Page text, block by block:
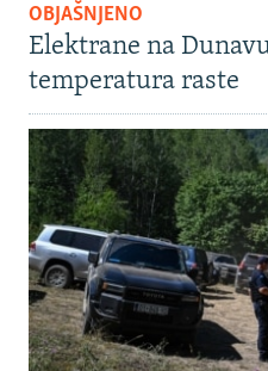
OBJAŠNJENO
Elektrane na
temperatura raste